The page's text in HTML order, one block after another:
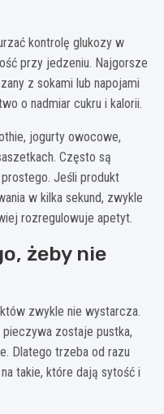
kontrolę glukozy w
przy jedzeniu. Najgorsze
z sokami lub napojami
o nadmiar cukru i kalorii.
jogurty owocowe,
Często są
Jeśli produkt
w kilka sekund, zwykle
rozregulowuje apetyt.
żeby nie
zwykle nie wystarcza.
zostaje pustka,
Dlatego trzeba od razu
takie, które dają sytość i